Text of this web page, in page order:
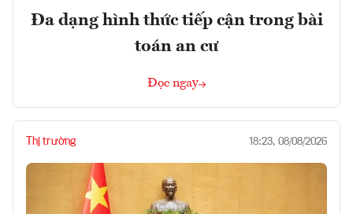
Đa dạng hình thức tiếp cận trong bài
toán an cư
Đọc ngay
Thị trường 18:23, 08/08/2026